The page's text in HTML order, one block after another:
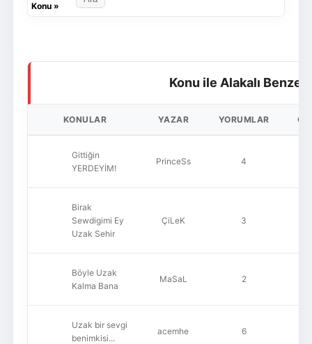
Konu»
Konu ile Alakalı Benzer
KONULAR YAZAR YORUMLAR
Gittiğin
YERDEYİM!
PrinceSs 4
Birak
Sewdigimi Ey
Uzak Sehir
ÇiLeK 3
Böyle Uzak
Kalma Bana
MaSaL 2
Uzak bir sevgi
benimkisi...
acemhe 6